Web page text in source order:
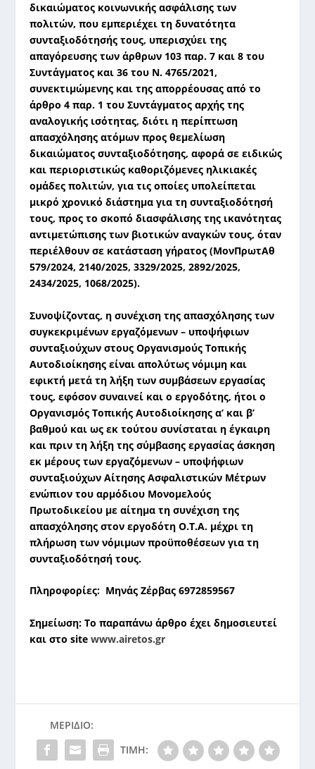
δικαιώματος κοινωνικής ασφάλισης των
πολιτών, που εμπεριέχει τη δυνατότητα
συνταξιοδότησής τους, υπερισχύει της
απαγόρευσης των άρθρων 103 παρ. 7 και 8 του
Συντάγματος και 36 του Ν. 4765/2021,
συνεκτιμώμενης και της απορρέουσας από το
άρθρο 4 παρ. 1 του Συντάγματος αρχής της
αναλογικής ισότητας, διότι η περίπτωση
απασχόλησης ατόμων προς θεμελίωση
δικαιώματος συνταξιοδότησης, αφορά σε ειδικώς
και περιοριστικώς καθοριζόμενες ηλικιακές
ομάδες πολιτών, για τις οποίες υπολείπεται
μικρό χρονικό διάστημα για τη συνταξιοδότησή
τους, προς το σκοπό διασφάλισης της ικανότητας
αντιμετώπισης των βιοτικών αναγκών τους, όταν
περιέλθουν σε κατάσταση γήρατος (ΜονΠρωτΑθ
579/2024, 2140/2025, 3329/2025, 2892/2025,
2434/2025, 1068/2025).
Συνοψίζοντας, η συνέχιση της απασχόλησης των
συγκεκριμένων εργαζόμενων – υποψήφιων
συνταξιούχων στους Οργανισμούς Τοπικής
Αυτοδιοίκησης είναι απολύτως νόμιμη και
εφικτή μετά τη λήξη των συμβάσεων εργασίας
τους, εφόσον συναινεί και ο εργοδότης, ήτοι ο
Οργανισμός Τοπικής Αυτοδιοίκησης α’ και β’
βαθμού και ως εκ τούτου συνίσταται η έγκαιρη
και πριν τη λήξη της σύμβασης εργασίας άσκηση
εκ μέρους των εργαζόμενων – υποψήφιων
συνταξιούχων Αίτησης Ασφαλιστικών Μέτρων
ενώπιον του αρμόδιου Μονομελούς
Πρωτοδικείου με αίτημα τη συνέχιση της
απασχόλησης στον εργοδότη Ο.Τ.Α. μέχρι τη
πλήρωση των νόμιμων προϋποθέσεων για τη
συνταξιοδότησή τους.
Πληροφορίες: Μηνάς Ζέρβας 6972859567
Σημείωση: Το παραπάνω άρθρο έχει δημοσιευτεί
και στοsite www.airetos.gr
ΜΕΡΊΔΙΟ:
ΤΙΜΉ: